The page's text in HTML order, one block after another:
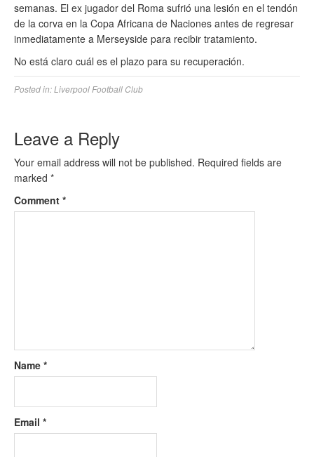
semanas. El ex jugador del Roma sufrió una lesión en el tendón
de la corva en la Copa Africana de Naciones antes de regresar
inmediatamente a Merseyside para recibir tratamiento.
No está claro cuál es el plazo para su recuperación.
Posted in:Liverpool Football Club
Leave a Reply
Your email address will not be published. Required fields are
marked *
Comment *
Name *
Email *